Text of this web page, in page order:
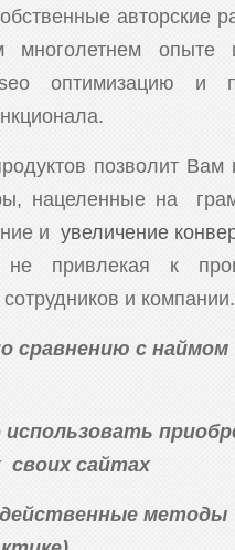
авторские
многолетнем опыте
оптимизацию и
позволит Вам
нацеленные на
и увеличение
не привлекая к
и компании.
сравнению с
сайтах
методы